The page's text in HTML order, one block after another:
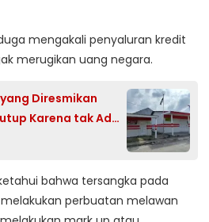
mengakali penyaluran kredit
merugikan uang negara.
Diresmikan
Karena tak Ada
bahwa tersangka pada
perbuatan melawan